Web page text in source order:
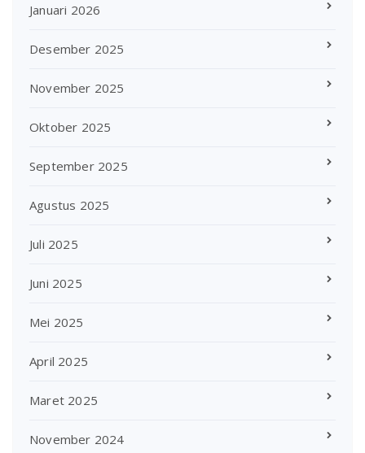
Januari 2026
Desember 2025
November 2025
Oktober 2025
September 2025
Agustus 2025
Juli 2025
Juni 2025
Mei 2025
April 2025
Maret 2025
November 2024